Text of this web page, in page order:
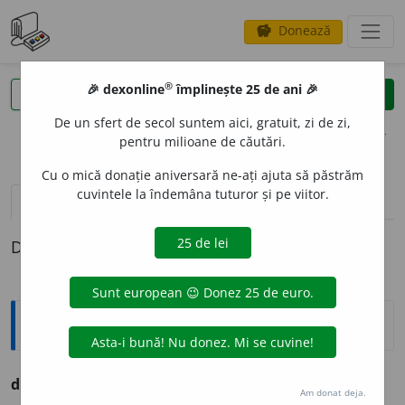
savings Donează
clear
opțiuni
definiții (1) pronunțievolume_up (2)
Definiția cu ID-ul 679385:
Explicative DEX
dúpe
🎉 dexonline® împlinește 25 de ani 🎉
De un sfert de secol suntem aici, gratuit, zi de zi,
pentru milioane de căutări.
Cu o mică donație aniversară ne-ați ajuta să păstrăm
cuvintele la îndemâna tuturor și pe viitor.
Am donat deja.